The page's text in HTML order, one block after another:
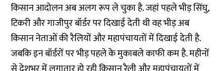
किसान आदोलन अब अलग रूप ले चुका है. जहां पहले भीड़ सिंघु,
टिकरी और गाजीपुर बॉर्डर पर दिखाई देती थी वह भीड़ अब
किसान नेताओं की रैलियों और महापंचायतों में दिखाई देती है.
जबकि इन बॉर्डरों पर भीड़ पहले के मुकाबले काफी कम है. महीनों